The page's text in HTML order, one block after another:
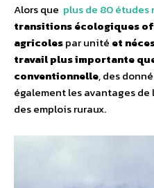
Alors que plus de 80 études
transitions écologiques
agricolespar unité et
travail plus importante
conventionnelle, des
également les avantages
des emplois ruraux.